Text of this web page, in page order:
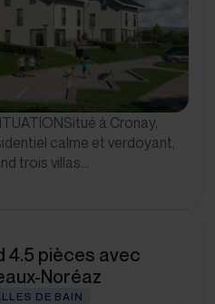
à Cronay,
calme et verdoyant,
trois villas…
4.5 pièces avec
Noréaz
DE BAIN